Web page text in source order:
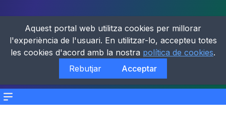
Menu
Aquest portal web utilitza cookies per millorar
l'experiència de l'usuari. En utilitzar-lo, accepteu totes
les cookies d'acord amb la nostra política de cookies.
Rebutjar
Acceptar